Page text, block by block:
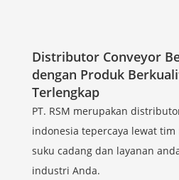
Distributor Conveyor
dengan Produk
Terlengkap
PT. RSM merupakan
indonesia tepercaya lewat tim
suku cadang dan layanan
industri Anda.